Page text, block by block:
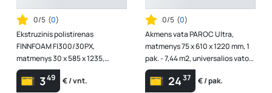
0/5 (0)
Ekstruzinis polistirenas
FINNFOAM FI300/30PX,
matmenys 30 x 585 x 1235,
930514, (1 vnt. - 0,75 m2)
349 € / vnt.
0/5 (0)
Akmens vata PAROC Ultra,
matmenys 75 x 610 x 1220 mm, 1
pak. - 7,44 m2, universalios vatos
plokštės, 8577659 / 8577660
2437 € / pak.